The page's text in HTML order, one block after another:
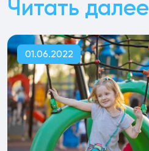
Читать далее
01.06.2022